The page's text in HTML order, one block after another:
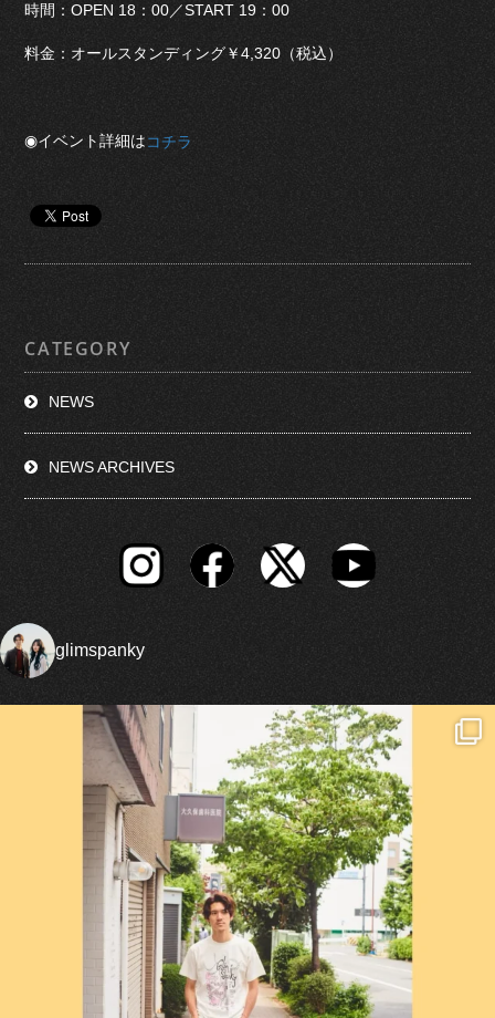
時間：OPEN 18：00／START 19：00
料金：オールスタンディング￥4,320（税込）
◉イベント詳細はコチラ
CATEGORY
NEWS
NEWS ARCHIVES
glimspanky